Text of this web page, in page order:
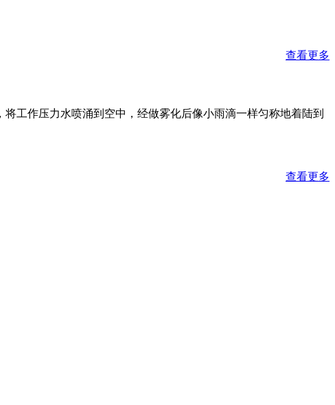
查看更多
工作压力水喷涌到空中，经做雾化后像小雨滴一样匀称地着陆到
查看更多